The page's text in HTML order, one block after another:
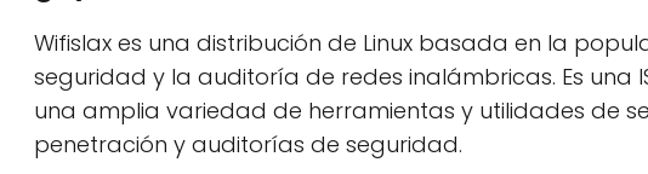
Wifislax es una distribución de Linux basada en la
seguridad y la auditoría de redes inalámbricas. Es una
una amplia variedad de herramientas y utilidades de
penetración y auditorías de seguridad.